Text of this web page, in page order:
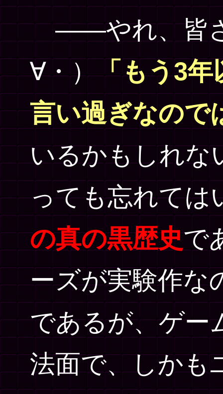
――やれ、皆さ
∀・）「もう3年
言い過ぎなの
いるかもしれな
っても忘れては
の真の黒歴史で
ーズが実験作な
であるが、ゲー
法面で、しかも